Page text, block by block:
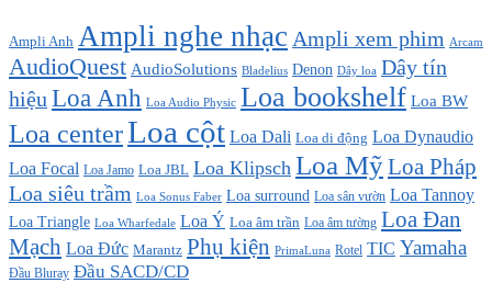
Ampli Anh Ampli nghe nhạc Ampli xem phim Arcam
AudioQuest AudioSolutions Bladelius Denon Dây loa Dây tín
hiệu Loa Anh Loa Audio Physic Loa bookshelf Loa BW
Loa centerLoa cột Loa Dali Loa di động Loa Dynaudio
Loa Focal Loa Jamo Loa JBL Loa Klipsch Loa MỹLoa Pháp
Loa siêu trầm Loa Sonus Faber Loa surround Loa sân vườn Loa Tannoy
Loa Triangle Loa Wharfedale Loa Ý Loa âm trần Loa âm tường Loa Đan
Mạch Loa Đức Marantz Phụ kiện PrimaLuna Rotel TIC Yamaha
Đầu Bluray Đầu SACD/CD